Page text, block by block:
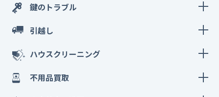
鍵のトラブル
引越し
ハウスクリーニング
不用品買取